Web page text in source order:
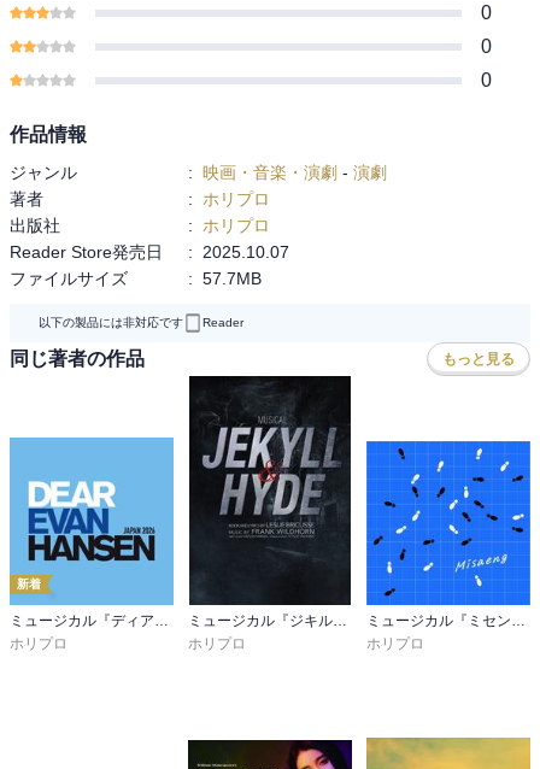
音楽劇『エノケン』の公演プログラムです。
新作音楽劇『エノケン』の魅力を凝縮！
響矢・豊原功補）×演出家シライケイタの座談会に加え、稽古場の臨
場感あふれる写真もたっぷり収録。
さらに「エノケン」解説コラムも掲載しており、読めば作品世界が
ぐっと楽しく深まります。
そして、電子版特典としてキャスト画像（アザーカット）が付いて
公演期間：2025年10月～11月
【東京公演】日比谷 シアタークリエ
【大阪公演】COOL JAPAN PARK OSAKA WWホール
【佐賀公演】鳥栖市民文化会館 大ホール
【愛知公演】名古屋文理大学文化フォーラム（稲沢市民会館） 大ホ
【川越公演】ウェスタ川越 大ホール
作 : 又吉直樹
演出 : シライケイタ
出演：
市村正親 松雪泰子 本田響矢 小松利昌 斉藤 淳 三上市朗 豊
和田俊輔 三國茉莉 藤吉 悠 矢尾拓也
0
0
0
作品情報
ジャンル : 映画・音楽・演劇 - 演劇
著者
:
ホリプロ
出版社
:
ホリプロ
Reader Store発売日
:
2025.10.07
ファイルサイズ
: 57.7MB
以下の製品には非対応です Reader
同じ著者の作品 もっと見る
新着
ミュージカル『ディア・エヴァン・ハンセン』公演プログラム －稽古場写真ver.&舞台写真ver. 合本－
ホリプロ
ミュージカル『ジキル＆ハイド』2026ver.公演プログラム
ホリプロ
ミュージカル『ミセン』公演プログラム
ホリプロ